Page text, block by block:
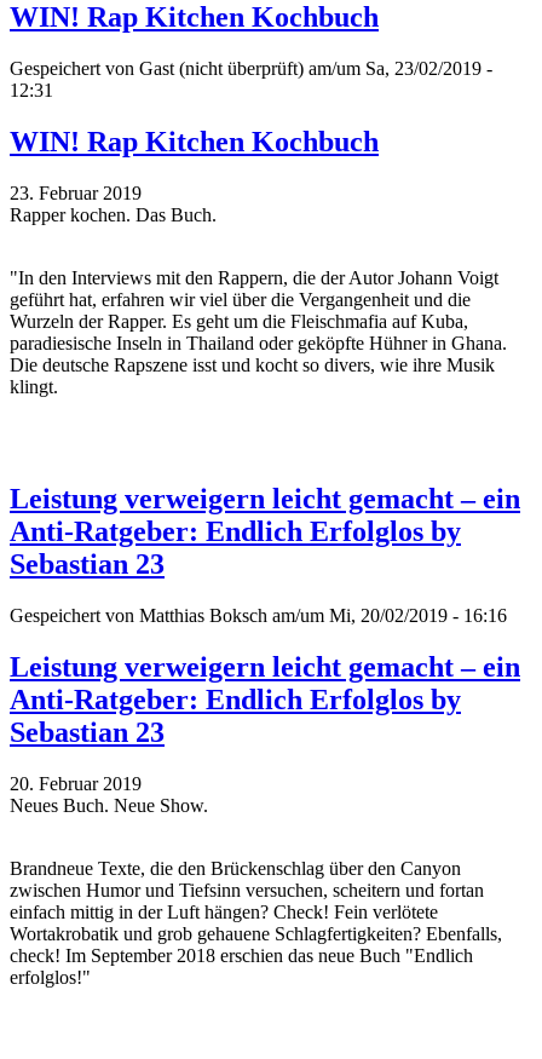
WIN! Rap Kitchen Kochbuch
Gespeichert von Gast (nicht überprüft) am/um Sa, 23/02/2019 -
12:31
WIN! Rap Kitchen Kochbuch
23. Februar 2019
Rapper kochen. Das Buch.
"In den Interviews mit den Rappern, die der Autor Johann Voigt
geführt hat, erfahren wir viel über die Vergangenheit und die
Wurzeln der Rapper. Es geht um die Fleischmafia auf Kuba,
paradiesische Inseln in Thailand oder geköpfte Hühner in Ghana.
Die deutsche Rapszene isst und kocht so divers, wie ihre Musik
klingt.
Leistung verweigern leicht gemacht – ein
Anti-Ratgeber: Endlich Erfolglos by
Sebastian 23
Gespeichert von Matthias Boksch am/um Mi, 20/02/2019 - 16:16
Leistung verweigern leicht gemacht – ein
Anti-Ratgeber: Endlich Erfolglos by
Sebastian 23
20. Februar 2019
Neues Buch. Neue Show.
Brandneue Texte, die den Brückenschlag über den Canyon
zwischen Humor und Tiefsinn versuchen, scheitern und fortan
einfach mittig in der Luft hängen? Check! Fein verlötete
Wortakrobatik und grob gehauene Schlagfertigkeiten? Ebenfalls,
check! Im September 2018 erschien das neue Buch "Endlich
erfolglos!"